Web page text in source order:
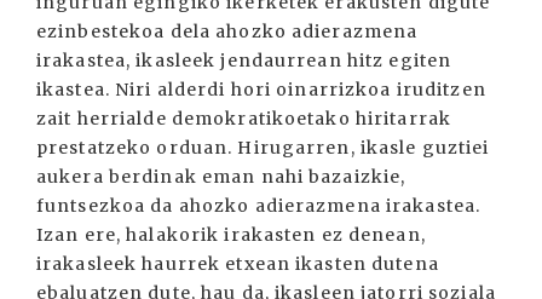
ezinbestekoa dela ahozko adierazmena
irakastea, ikasleek jendaurrean hitz egiten
ikastea. Niri alderdi hori oinarrizkoa iruditzen
zait herrialde demokratikoetako hiritarrak
prestatzeko orduan. Hirugarren, ikasle guztiei
aukera berdinak eman nahi bazaizkie,
funtsezkoa da ahozko adierazmena irakastea.
Izan ere, halakorik irakasten ez denean,
irakasleek haurrek etxean ikasten dutena
ebaluatzen dute, hau da, ikasleen jatorri soziala